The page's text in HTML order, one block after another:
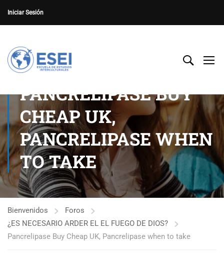
Iniciar Sesión
PANCRELIPASE BUY
CHEAP UK,
PANCRELIPASE WHEN
TO TAKE
Bienvenidos
Foros
¿ES NECESARIO ARDER EL EL FUEGO DE DIOS?
Pancrelipase Buy Cheap UK, Pancrelipase when to take